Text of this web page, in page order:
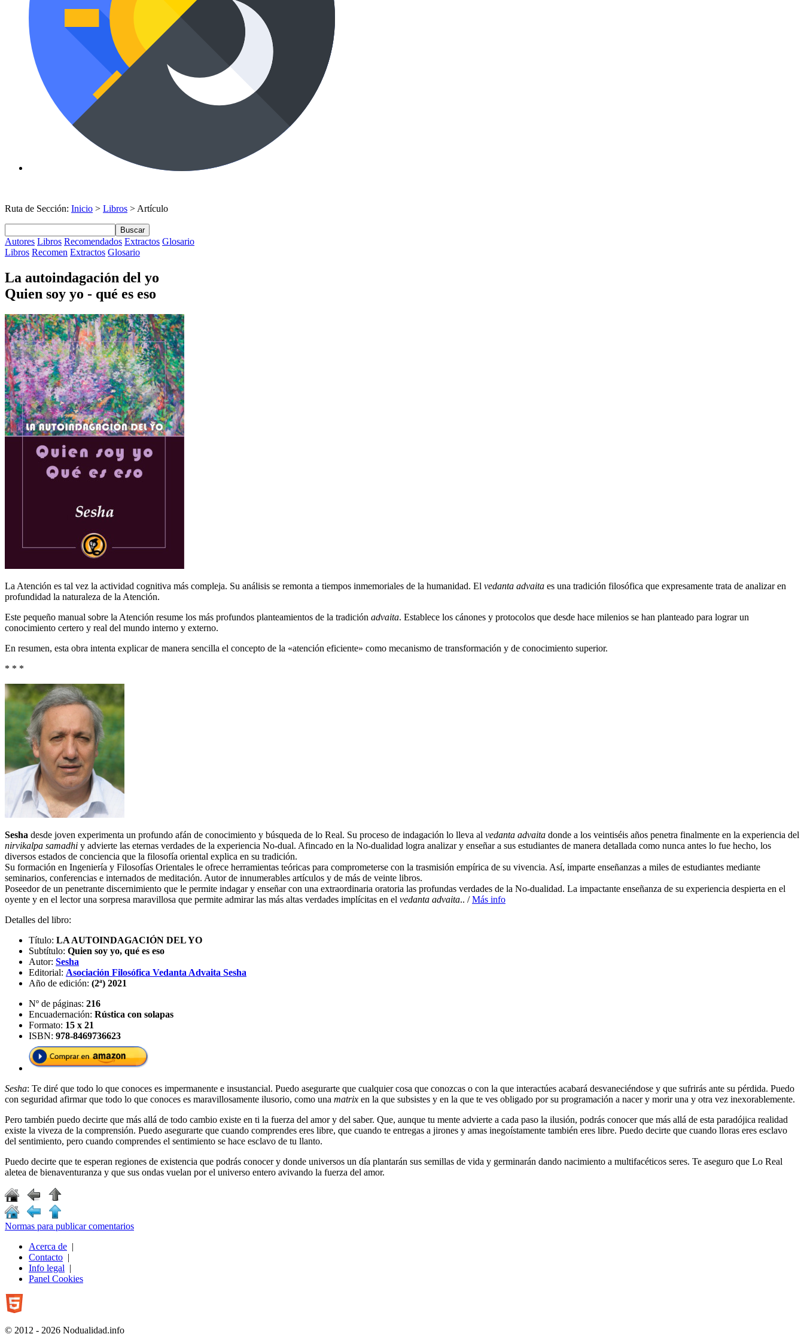
Ruta de Sección: Inicio > Libros > Artículo
Buscar
Autores Libros Recomendados Extractos Glosario
Libros Recomen Extractos Glosario
La autoindagación del yo
Quien soy yo - qué es eso
La Atención es tal vez la actividad cognitiva más compleja. Su análisis se remonta a tiempos inmemoriales de la humanidad. El vedanta advaita es una tradición filosófica que expresamente trata de analizar en
profundidad la naturaleza de la Atención.
Este pequeño manual sobre la Aten­ción resume los más profundos plan­teamientos de la tradición advaita. Establece los cánones y protocolos que desde hace milenios se han planteado para lograr un
conocimiento certero y real del mundo interno y externo.
En resumen, esta obra intenta explicar de manera sencilla el concepto de la «atención eficiente» como mecanismo de transformación y de conocimiento superior.
* * *
Sesha desde joven experimenta un profundo afán de conocimiento y búsqueda de lo Real. Su proceso de indagación lo lleva al vedanta advaita donde a los veintiséis años penetra finalmente en la experiencia del
nirvikalpa samadhi y advierte las eternas verdades de la experiencia No-dual. Afincado en la No-dualidad logra analizar y enseñar a sus estudiantes de manera detallada como nunca antes lo fue hecho, los
diversos estados de conciencia que la filosofía oriental explica en su tradición.
Su formación en Ingeniería y Filosofías Orientales le ofrece herramientas teóricas para comprometerse con la trasmisión empírica de su vivencia. Así, imparte enseñanzas a miles de estudiantes mediante
seminarios, conferencias e internados de meditación. Autor de innumerables artículos y de más de veinte libros.
Poseedor de un penetrante discernimiento que le permite indagar y enseñar con una extraordinaria oratoria las profundas verdades de la No-dualidad. La impactante enseñanza de su experiencia despierta en el
oyente y en el lector una sorpresa maravillosa que permite admirar las más altas verdades implícitas en el vedanta advaita.. /Más info
Detalles del libro:
Título: LA AUTOINDAGACIÓN DEL YO
Subtítulo: Quien soy yo, qué es eso
Autor: Sesha
Editorial: Asociación Filosófica Vedanta Advaita Sesha
Año de edición: (2ª) 2021
Nº de páginas: 216
Encuadernación: Rústica con solapas
Formato: 15 x 21
ISBN: 978-8469736623
Sesha: Te diré que todo lo que conoces es impermanente e insustancial. Puedo asegurarte que cualquier cosa que conozcas o con la que interactúes acabará desvaneciéndose y que sufrirás ante su pérdida. Puedo
con seguridad afirmar que todo lo que conoces es maravillosamente ilusorio, como una matrix en la que subsistes y en la que te ves obligado por su programación a nacer y morir una y otra vez inexorablemente.
Pero también puedo decirte que más allá de todo cambio existe en ti la fuerza del amor y del saber. Que, aunque tu mente advierte a cada paso la ilusión, podrás conocer que más allá de esta paradójica realidad
existe la viveza de la comprensión. Puedo asegurarte que cuando comprendes eres libre, que cuando te entregas a jirones y amas inegoístamente también eres libre. Puedo decirte que cuando lloras eres esclavo
del sentimiento, pero cuando comprendes el sentimiento se hace esclavo de tu llanto.
Puedo decirte que te esperan regiones de existencia que podrás conocer y donde universos un día plantarán sus semillas de vida y germinarán dando nacimiento a multifacéticos seres. Te aseguro que Lo Real
aletea de bienaventuranza y que sus ondas vuelan por el universo entero avivando la fuerza del amor.
Normas para publicar comentarios
Acerca de |
Contacto |
Info legal |
Panel Cookies
© 2012 - 2026 Nodualidad.info